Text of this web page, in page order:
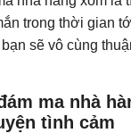
trong thời gian
sẽ vô cùng
ma nhà
tình cảm